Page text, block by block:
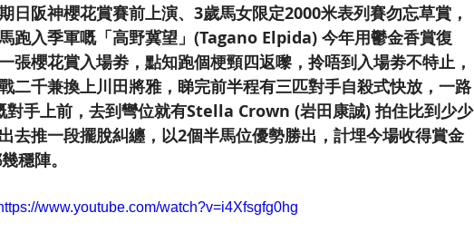
日阪神櫻花賞賽前上演、3歲馬女限定2000米表列賽勿忘草賞，
跑入季軍嘅「高野冀望」(Tagano Elpida) 今年用鬱金香賞復
張櫻花賞入場劵，點知跑個梗頸四返嚟，拎唔到入場劵不特止，
二千兼換上川田將雅，睇完前半程有三匹對手自殺式快放，一路
對手上前，去到彎位就有Stella Crown (岩田康誠) 拍住比到少少
去推一段擺脫糾纏，以2個半馬位優勢勝出，計埋今場收得賞金
穩陣。
www.youtube.com/watch?v=i4Xfsgfg0hg